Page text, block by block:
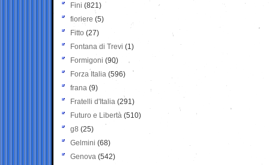
Fini (821)
fioriere (5)
Fitto (27)
Fontana di Trevi (1)
Formigoni (90)
Forza Italia (596)
frana (9)
Fratelli d'Italia (291)
Futuro e Libertà (510)
g8 (25)
Gelmini (68)
Genova (542)